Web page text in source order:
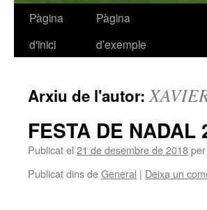
Vés
Pàgina
d'inici
Pàgina
d’exemple
Arxiu de l'autor:
FESTA DE NADAL
Publicat el 21 de desembre de 2018per
Publicat dins deGeneral | Deixa un